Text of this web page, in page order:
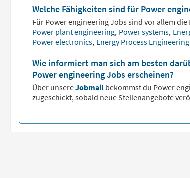
Welche Fähigkeiten sind für Power
Für Power engineeringJobs sind vor allem
Power plant engineering, Power systems,
Power electronics, Energy Process
Wie informiert man sich am besten
Power engineering Jobs erscheinen?
Über unsereJobmail bekommst du Power
zugeschickt, sobald neue Stellenangebote